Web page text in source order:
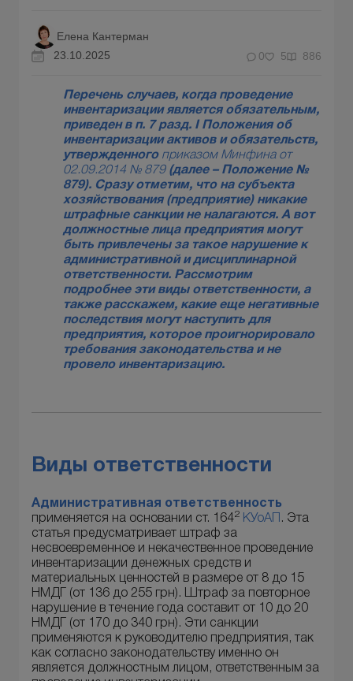
Елена Кантерман
23.10.2025
0 5 886
Перечень случаев, когда проведение
инвентаризации является обязательным,
приведен в п. 7 разд. I Положения об
инвентаризации активов и обязательств,
утвержденного приказом Минфина от
02.09.2014 № 879(далее – Положение №
879). Сразу отметим, что на субъекта
хозяйствования (предприятие) никакие
штрафные санкции не налагаются. А вот
должностные лица предприятия могут
быть привлечены за такое нарушение к
административной и дисциплинарной
ответственности. Рассмотрим
подробнее эти виды ответственности, а
также расскажем, какие еще негативные
последствия могут наступить для
предприятия, которое проигнорировало
требования законодательства и не
провело инвентаризацию.
Виды ответственности
Административная ответственность
применяется на основании ст. 1642 КУоАП
. Эта
статья предусматривает штраф за
несвоевременное и некачественное проведение
инвентаризации денежных средств и
материальных ценностей в размере от 8 до 15
НМДГ (от 136 до 255 грн). Штраф за повторное
нарушение в течение года составит от 10 до 20
НМДГ (от 170 до 340 грн). Эти санкции
применяются к руководителю предприятия, так
как согласно законодательству именно он
является должностным лицом, ответственным за